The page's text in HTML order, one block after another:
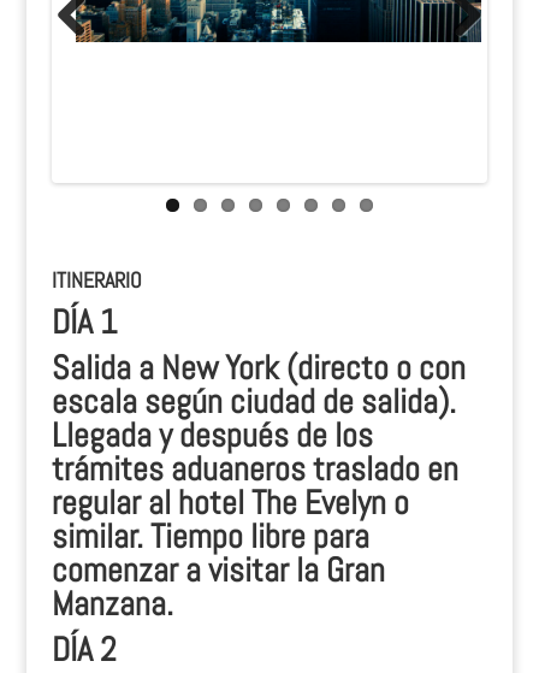
ITINERARIO
DÍA 1
Salida a New York (directo o con
escala según ciudad de salida).
Llegada y después de los
trámites aduaneros traslado en
regular al hotel The Evelyn o
similar. Tiempo libre para
comenzar a visitar la Gran
Manzana.
DÍA 2